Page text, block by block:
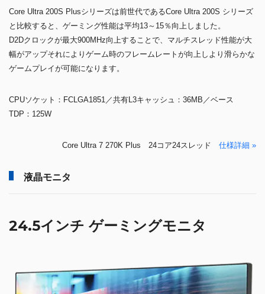
Core Ultra 200S Plusシリーズは前世代であるCore Ultra 200S シリーズ
と比較すると、ゲーミング性能は平均13～15％向上しました。
D2Dクロックが最大900MHz向上することで、マルチスレッド性能が大
幅がアップそれによりゲーム時のフレームレートが向上しより滑らかな
ゲームプレイが可能になります。
CPUソケット：FCLGA1851／共有L3キャッシュ：36MB／ベース
TDP：125W
Core Ultra 7 270K Plus 24コア24スレッド 仕様詳細 »
液晶モニタ
24.5インチ ゲーミングモニタ